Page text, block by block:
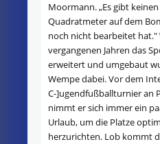
Moormann. „Es gibt keinen
Quadratmeter auf dem
noch nicht bearbeitet hat."
vergangenen Jahren das
erweitert und umgebaut
Wempe dabei. Vor dem
C-]ugendfußballturnier an
nimmt er sich immer ein
Urlaub, um die Platze
herzurichten. Lob kommt